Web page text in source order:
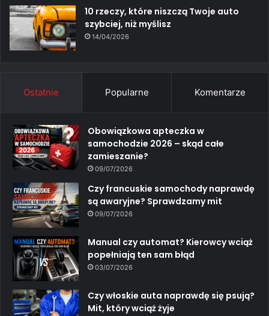
10 rzeczy, które niszczą Twoje auto
szybciej, niż myślisz
14/04/2026
Ostatnie Popularne Komentarze
Obowiązkowa apteczka w
samochodzie 2026 – skąd całe
zamieszanie?
09/07/2026
Czy francuskie samochody naprawdę
są awaryjne? Sprawdzamy mit
09/07/2026
Manual czy automat? Kierowcy wciąż
popełniają ten sam błąd
03/07/2026
Czy włoskie auta naprawdę się psują?
Mit, który wciąż żyje